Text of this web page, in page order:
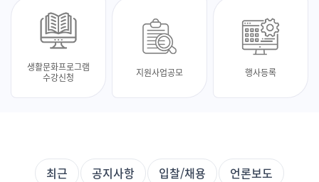
생활문화프로그램
수강신청
지원사업공모 행사등록
최근 공지사항 입찰/채용
언론보도